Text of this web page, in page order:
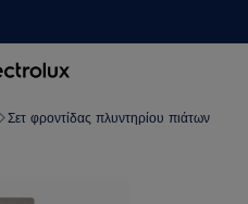
Σετ φροντίδας πλυντηρίου πιάτων